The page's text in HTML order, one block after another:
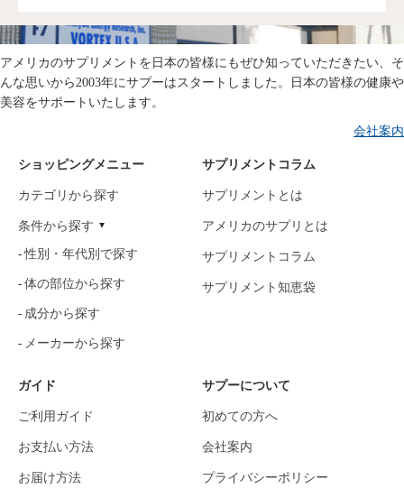
アメリカのサプリメントを日本の皆様にもぜひ知っていただきたい、そ
んな思いから2003年にサプーはスタートしました。日本の皆様の健康や
美容をサポートいたします。
会社案内
ショッピングメニュー
カテゴリから探す
条件から探す
性別・年代別で探す
体の部位から探す
成分から探す
メーカーから探す
ガイド
ご利用ガイド
お支払い方法
お届け方法
サプリメントコラム
サプリメントとは
アメリカのサプリとは
サプリメントコラム
サプリメント知恵袋
サプーについて
初めての方へ
会社案内
プライバシーポリシー